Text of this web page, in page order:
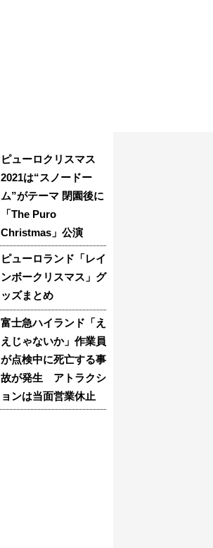
ピューロクリスマス
2021は“スノードー
ム”がテーマ 閉園後に
「The Puro
Christmas」公演
ピューロランド「レイ
ンボークリスマス」グ
ッズまとめ
富士急ハイランド「え
えじゃないか」作業員
が点検中に死亡する事
故が発生 アトラクシ
ョンは当面営業休止